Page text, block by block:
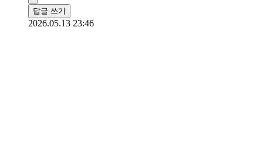
답글 쓰기
2026.05.13 23:46